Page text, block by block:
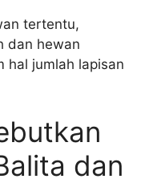
tertentu,
dan hewan
hal jumlah lapisan
dan